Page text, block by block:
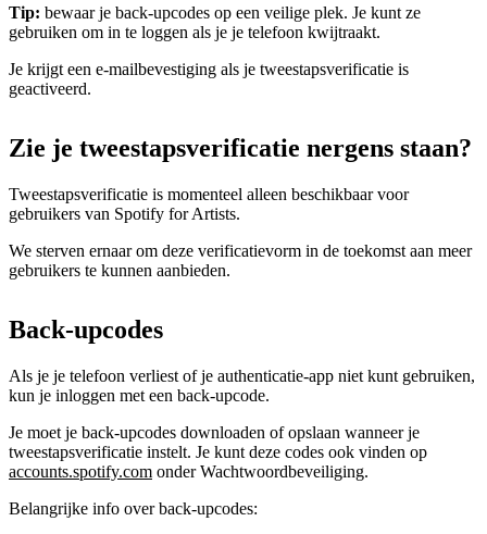
Tip: bewaar je back-upcodes op een veilige plek. Je kunt ze
gebruiken om in te loggen als je je telefoon kwijtraakt.
Je krijgt een e-mailbevestiging als je tweestapsverificatie is
geactiveerd.
Zie je tweestapsverificatie nergens staan?
Tweestapsverificatie is momenteel alleen beschikbaar voor
gebruikers van Spotify for Artists.
We sterven ernaar om deze verificatievorm in de toekomst aan meer
gebruikers te kunnen aanbieden.
Back-upcodes
Als je je telefoon verliest of je authenticatie-app niet kunt gebruiken,
kun je inloggen met een back-upcode.
Je moet je back-upcodes downloaden of opslaan wanneer je
tweestapsverificatie instelt. Je kunt deze codes ook vinden op
accounts.spotify.com onder Wachtwoordbeveiliging.
Belangrijke info over back-upcodes: